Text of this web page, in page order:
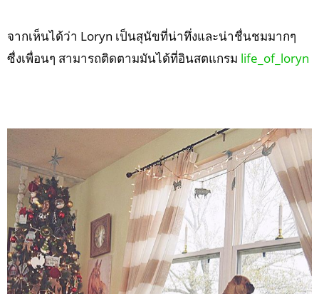
จากเห็นได้ว่า Loryn เป็นสุนัขที่น่าทึ่งและน่าชื่นชมมากๆ
ซื่งเพื่อนๆ สามารถติดตามมันได้ที่อินสตแกรม life_of_loryn